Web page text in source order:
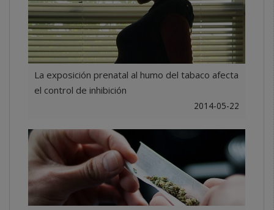
La exposición prenatal al humo del tabaco afecta
el control de inhibición
2014-05-22